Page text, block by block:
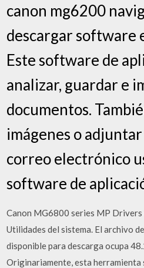
canon mg6200
descargar software
Este software de
analizar, guardar e
documentos.
imágenes o
correo electrónico
software de
Canon MG6800 series MP Drivers
Utilidades del sistema. El archivo
disponible para descarga ocupa
Originariamente, esta